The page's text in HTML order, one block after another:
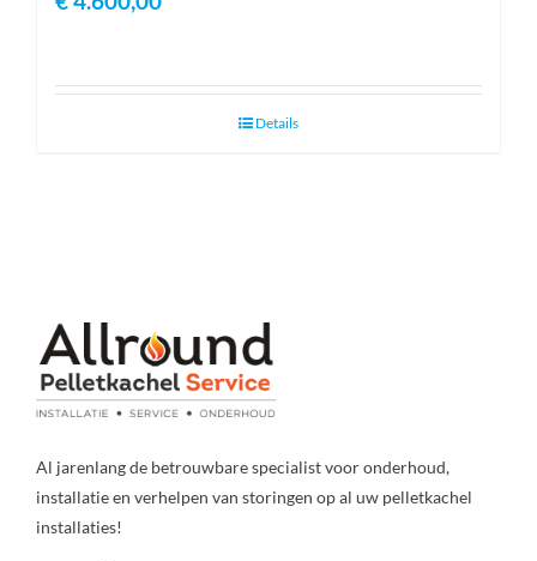
Details
Al jarenlang de betrouwbare specialist voor onderhoud,
installatie en verhelpen van storingen op al uw pelletkachel
installaties!